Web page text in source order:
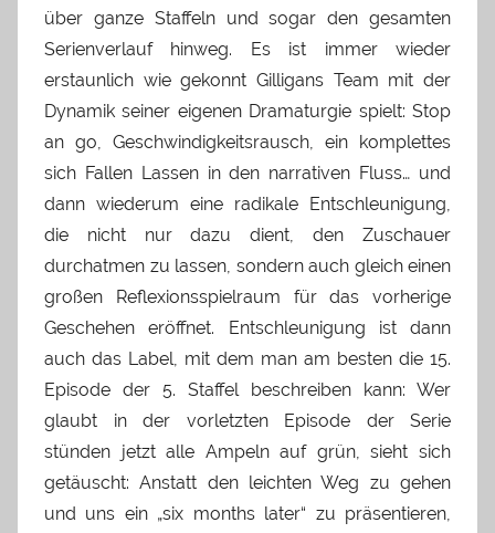
über ganze Staffeln und sogar den gesamten
Serienverlauf hinweg. Es ist immer wieder
erstaunlich wie gekonnt Gilligans Team mit der
Dynamik seiner eigenen Dramaturgie spielt: Stop
an go, Geschwindigkeitsrausch, ein komplettes
sich Fallen Lassen in den narrativen Fluss… und
dann wiederum eine radikale Entschleunigung,
die nicht nur dazu dient, den Zuschauer
durchatmen zu lassen, sondern auch gleich einen
großen Reflexionsspielraum für das vorherige
Geschehen eröffnet. Entschleunigung ist dann
auch das Label, mit dem man am besten die 15.
Episode der 5. Staffel beschreiben kann: Wer
glaubt in der vorletzten Episode der Serie
stünden jetzt alle Ampeln auf grün, sieht sich
getäuscht: Anstatt den leichten Weg zu gehen
und uns ein „six months later“ zu präsentieren,